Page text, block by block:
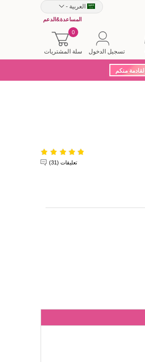
العربية -
المساعدة&الدعم
سلة المشتريات
0
تسجيل الدخول
القادمة منكم
تعليقات (31)